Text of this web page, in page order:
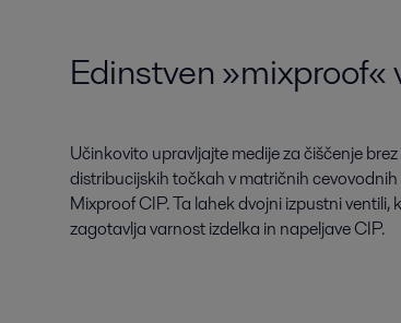
Edinstven »mixproof«
Učinkovito upravljajte medije za čiščenje
distribucijskih točkah v matričnih
Mixproof CIP. Ta lahek dvojni izpustni ventili,
zagotavlja varnost izdelka in napeljave CIP.